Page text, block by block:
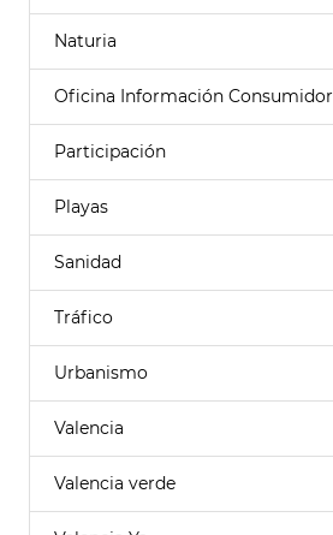
Naturia
Oficina Información Consumidor
Participación
Playas
Sanidad
Tráfico
Urbanismo
Valencia
Valencia verde